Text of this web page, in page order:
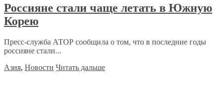
Россияне стали чаще летать в Южную
Корею
Пресс-служба АТОР сообщила о том, что в последние годы
россияне стали...
Азия, Новости Читать дальше